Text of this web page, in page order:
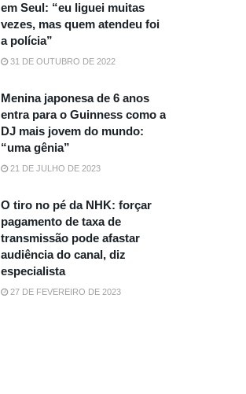
em Seul: “eu liguei muitas
vezes, mas quem atendeu foi
a polícia”
31 DE OUTUBRO DE 2022
Menina japonesa de 6 anos
entra para o Guinness como a
DJ mais jovem do mundo:
“uma gênia”
21 DE JULHO DE 2023
O tiro no pé da NHK: forçar
pagamento de taxa de
transmissão pode afastar
audiência do canal, diz
especialista
27 DE FEVEREIRO DE 2023